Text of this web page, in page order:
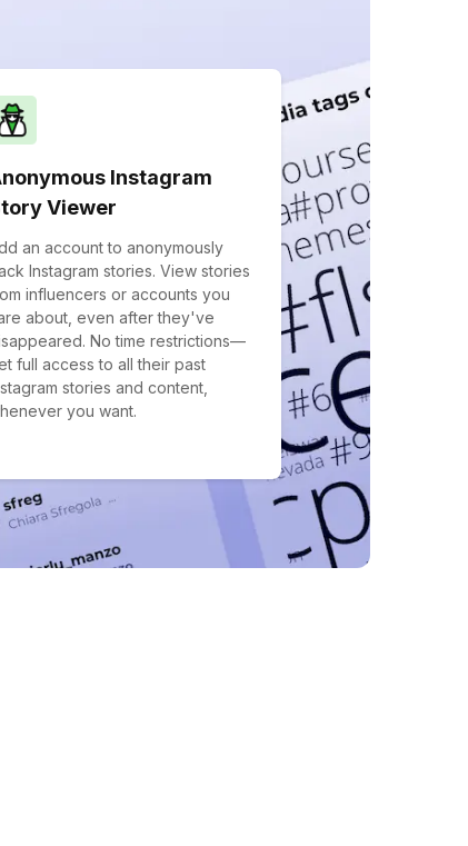
Instagram
Viewer
an account to anonymously
Instagram stories. View stories
influencers or accounts you
about, even after they've
No time restrictions—
full access to all their past
stories and content,
you want.